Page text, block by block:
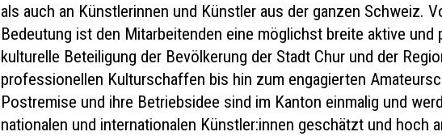
als auch an Künstlerinnen und Künstler aus der ganzen Schweiz.
Bedeutung ist den Mitarbeitenden eine möglichst breite aktive und
kulturelle Beteiligung der Bevölkerung der Stadt Chur und der
professionellen Kulturschaffen bis hin zum engagierten
Postremise und ihre Betriebsidee sind im Kanton einmalig und
nationalen und internationalen Künstler:innen geschätzt und hoch